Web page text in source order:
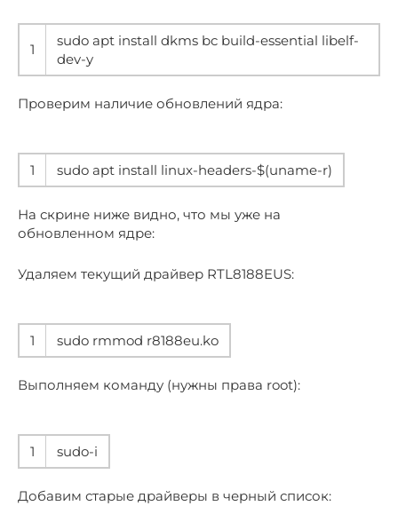
1
sudo apt install dkms bc build-essential libelf-
dev-y
Проверим наличие обновлений ядра:
1 sudo apt install linux-headers-$(uname-r)
На скрине ниже видно, что мы уже на
обновленном ядре:
Удаляем текущий драйвер RTL8188EUS:
1 sudo rmmod r8188eu.ko
Выполняем команду (нужны права root):
1 sudo-i
Добавим старые драйверы в черный список: